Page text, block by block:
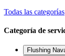
Todas las categorías
Categoría de
Flushing